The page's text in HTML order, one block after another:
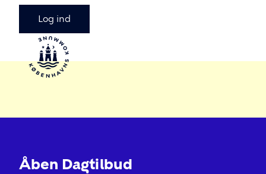
Åben Dagtilbud